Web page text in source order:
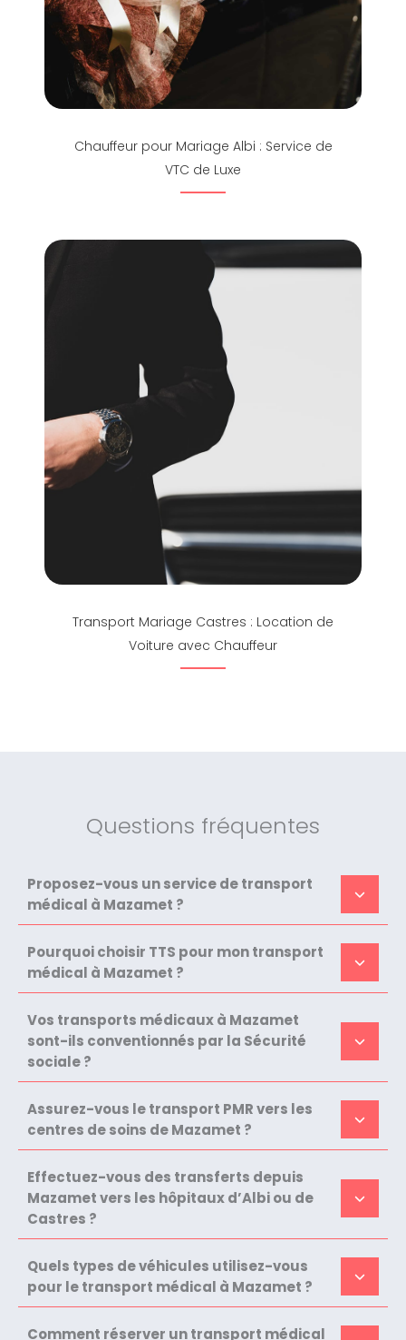
Chauffeur pour Mariage Albi : Service de
VTC de Luxe
Transport Mariage Castres : Location de
Voiture avec Chauffeur
Questions fréquentes
Proposez-vous un service de transport
médical à Mazamet ?
Pourquoi choisir TTS pour mon transport
médical à Mazamet ?
Vos transports médicaux à Mazamet
sont-ils conventionnés par la Sécurité
sociale ?
Assurez-vous le transport PMR vers les
centres de soins de Mazamet ?
Effectuez-vous des transferts depuis
Mazamet vers les hôpitaux d’Albi ou de
Castres ?
Quels types de véhicules utilisez-vous
pour le transport médical à Mazamet ?
Comment réserver un transport médical